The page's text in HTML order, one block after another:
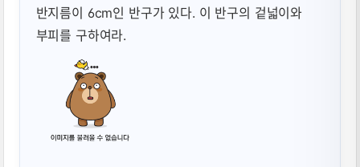
반지름이 6cm인 반구가 있다. 이 반구의 겉넓이와
부피를 구하여라.